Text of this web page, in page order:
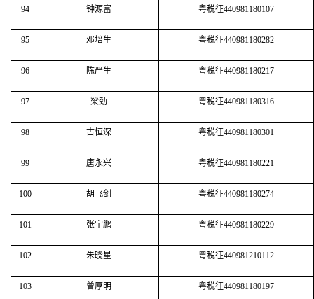
94 钟源富 粤税征440981180107
95 邓培生 粤税征440981180282
96 陈严生 粤税征440981180217
97 梁劲 粤税征440981180316
98 古恒深 粤税征440981180301
99 唐永兴 粤税征440981180221
100 胡飞剑 粤税征440981180274
101 张宇鹏 粤税征440981180229
102 朱晓星 粤税征440981210112
103 曾厚明 粤税征440981180197